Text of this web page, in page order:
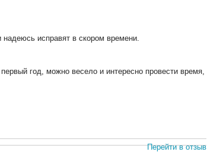
исправят в скором времени.
год, можно весело и интересно провести время,
Перейти в отзыв